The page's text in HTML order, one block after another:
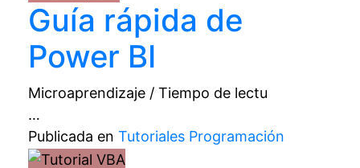
Guía rápida de
Power BI
Microaprendizaje / Tiempo de lectu
…
Publicada en Tutoriales Programación